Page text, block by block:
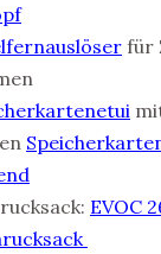
für
EVOC